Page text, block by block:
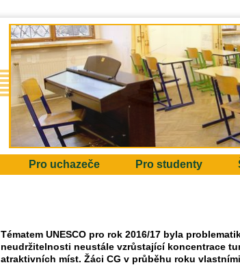
Pro uchazeče Pro studenty
Tématem UNESCO pro rok 2016/17 byla
neudržitelnosti neustále vzrůstající koncentrace
atraktivních míst. Žáci CG v průběhu roku